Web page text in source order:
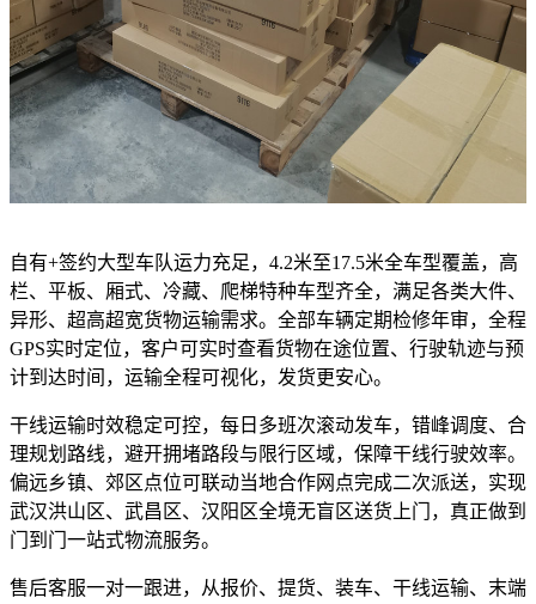
自有+签约大型车队运力充足，4.2米至17.5米全车型覆盖，高
栏、平板、厢式、冷藏、爬梯特种车型齐全，满足各类大件、
异形、超高超宽货物运输需求。全部车辆定期检修年审，全程
GPS实时定位，客户可实时查看货物在途位置、行驶轨迹与预
计到达时间，运输全程可视化，发货更安心。
干线运输时效稳定可控，每日多班次滚动发车，错峰调度、合
理规划路线，避开拥堵路段与限行区域，保障干线行驶效率。
偏远乡镇、郊区点位可联动当地合作网点完成二次派送，实现
武汉洪山区、武昌区、汉阳区全境无盲区送货上门，真正做到
门到门一站式物流服务。
售后客服一对一跟进，从报价、提货、装车、干线运输、末端